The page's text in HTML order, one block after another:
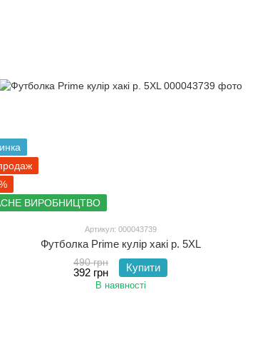
ВИРОБНИЦТВО
Артикул: 000043739
Футболка Prime кулір хакі р. 5XL
490 грн
392 грн Купити
В наявності